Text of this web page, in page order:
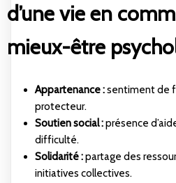
d’une vie en
mieux-être
Appartenance :sentiment de
protecteur.
Soutien social :présence
difficulté.
Solidarité :partage des
initiatives collectives.